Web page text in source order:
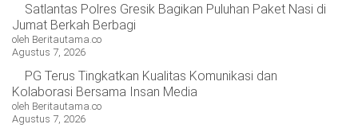
Satlantas Polres Gresik Bagikan Puluhan Paket Nasi di
Jumat Berkah Berbagi
oleh Beritautama.co
Agustus 7, 2026
PG Terus Tingkatkan Kualitas Komunikasi dan
Kolaborasi Bersama Insan Media
oleh Beritautama.co
Agustus 7, 2026